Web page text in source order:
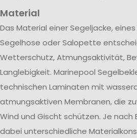
Material
Das Material einer Segeljacke,
Segelhose oder Salopette
Wetterschutz, Atmungsaktivität,
Langlebigkeit. Marinepool
technischen Laminaten mit
atmungsaktiven Membranen, die
Wind und Gischt schützen. Je nach
dabei unterschiedliche